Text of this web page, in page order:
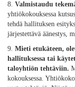
8. Valmistaudu
yhtiökokouksessa
tehdä hallituksen
järjestettävä äänestys,
9. Mieti etukäteen,
hallituksessa tai
taloyhtiön tehtäviin.
kokouksessa.